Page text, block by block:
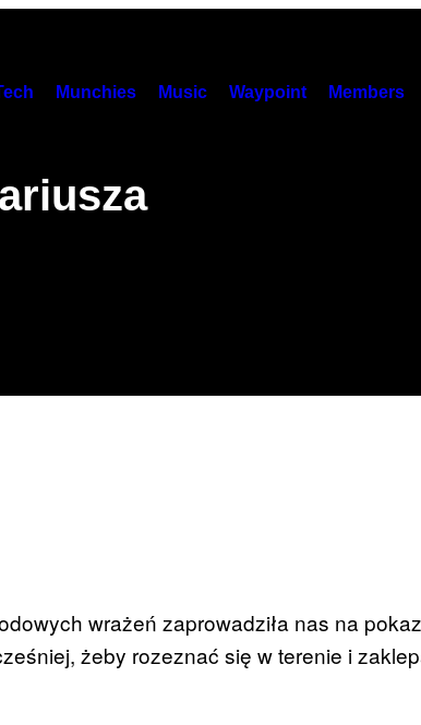
Munchies Music Waypoint Members
wrażeń zaprowadziła nas na
żeby rozeznać się w terenie i